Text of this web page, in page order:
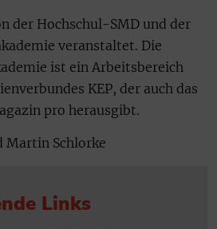
der Hochschul-SMD und der
veranstaltet. Die
ist ein Arbeitsbereich
KEP, der auch das
pro herausgibt.
Martin Schlorke
Links